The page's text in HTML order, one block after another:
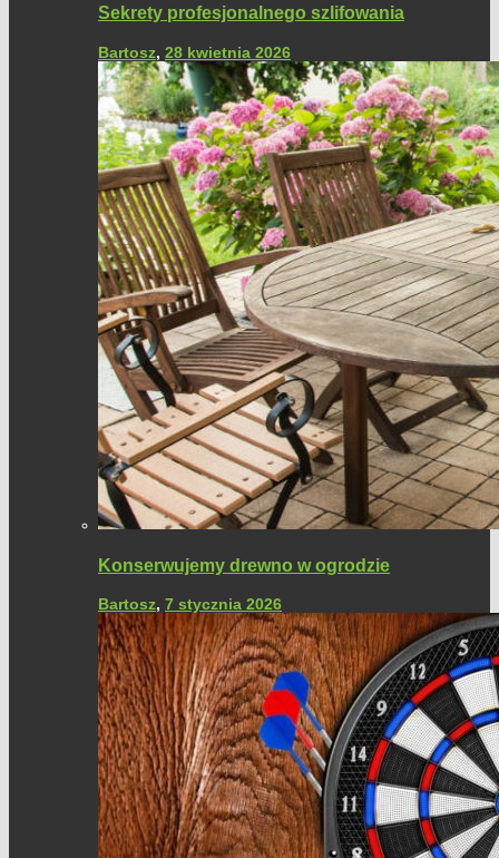
Sekrety profesjonalnego szlifowania
Bartosz, 28 kwietnia 2026
Konserwujemy drewno w ogrodzie
Bartosz, 7 stycznia 2026